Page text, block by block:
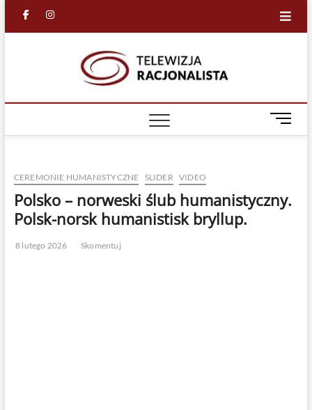
facebook
in
M
e
u
t
CEREMONIE HUMANISTYCZNE SLIDER VIDEO
Polsko – norweski ślub humanistyczny.
Polsk-norsk humanistisk bryllup.
8 lutego 2026 Skomentuj